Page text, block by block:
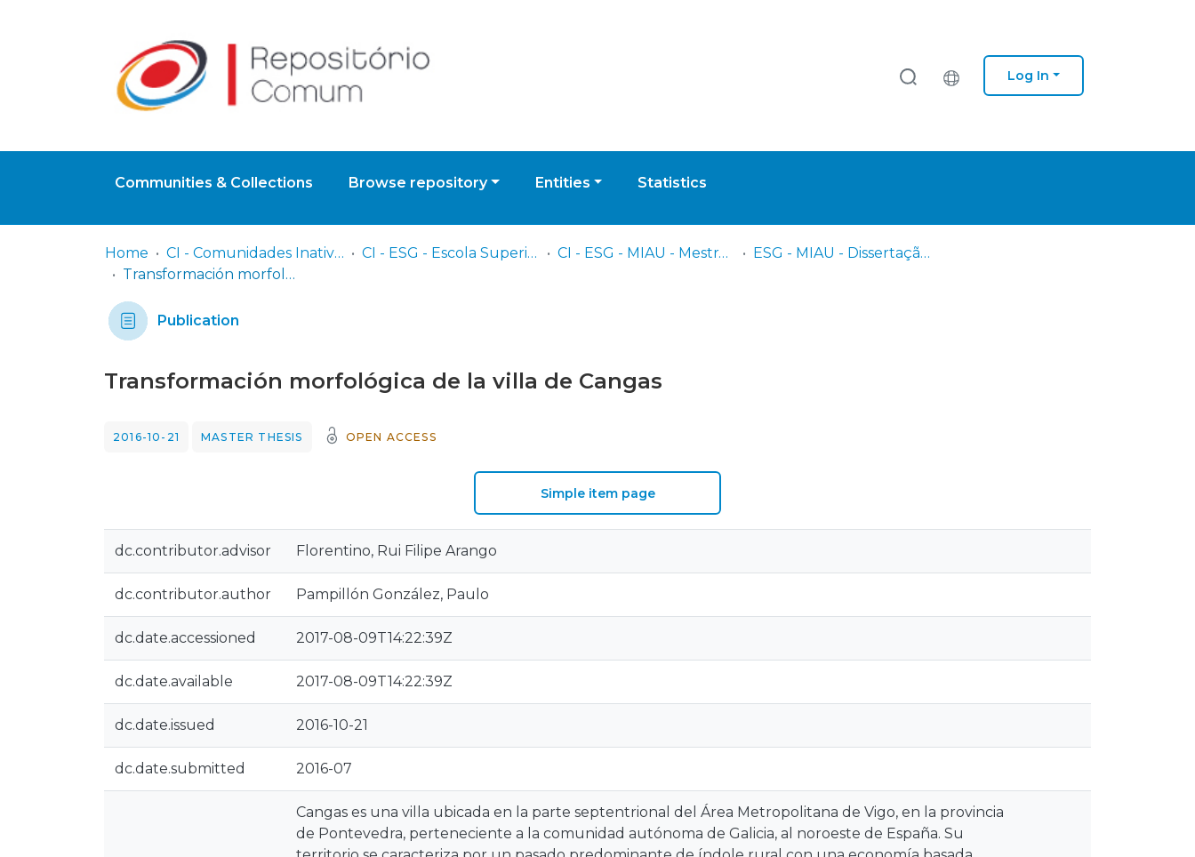
Log In
Communities & Collections Browse repository Entities Statistics
Home CI - Comunidades Inativas CI - ESG - Escola Superior Gallaecia CI - ESG - MIAU - Mestrado Integrado em Arquitetura e Urbanismo
ESG - MIAU - Dissertação de Mestrado
Transformación morfológica de la villa de Cangas
Publication
Transformación morfológica de la villa de Cangas
2016-10-21 MASTER THESIS OPEN ACCESS
Simple item page
dc.contributor.advisor Florentino, Rui Filipe Arango
dc.contributor.author Pampillón González, Paulo
dc.date.accessioned 2017-08-09T14:22:39Z
dc.date.available 2017-08-09T14:22:39Z
dc.date.issued 2016-10-21
dc.date.submitted 2016-07
Cangas es una villa ubicada en la parte septentrional del Área Metropolitana de Vigo, en la provincia
de Pontevedra, perteneciente a la comunidad autónoma de Galicia, al noroeste de España. Su